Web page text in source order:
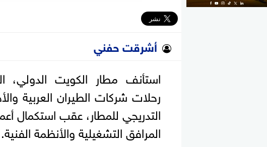
أشرقت حفني
استأنف مطار الكويت الدولي،
رحلات شركات الطيران العربية
التدريجي للمطار، عقب استكمال
المرافق التشغيلية والأنظمة الفنية.